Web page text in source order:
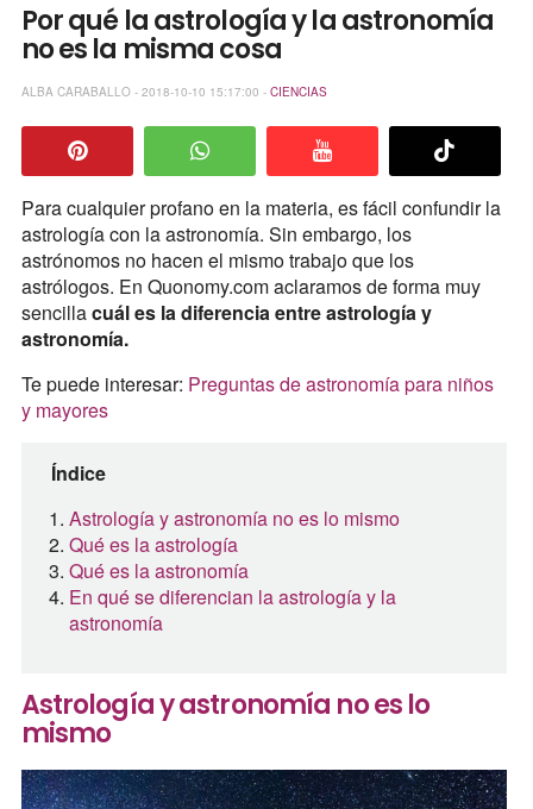
Por qué la astrología y la astronomía
no es la misma cosa
ALBA CARABALLO - 2018-10-10 15:17:00 - CIENCIAS
Para cualquier profano en la materia, es fácil confundir la
astrología con la astronomía. Sin embargo, los
astrónomos no hacen el mismo trabajo que los
astrólogos. En Quonomy.com aclaramos de forma muy
sencillacuál es la diferencia entre astrología y
astronomía.
Te puede interesar: Preguntas de astronomía para niños
y mayores
Índice
Astrología y astronomía no es lo mismo
Qué es la astrología
Qué es la astronomía
En qué se diferencian la astrología y la
astronomía
Astrología y astronomía no es lo
mismo